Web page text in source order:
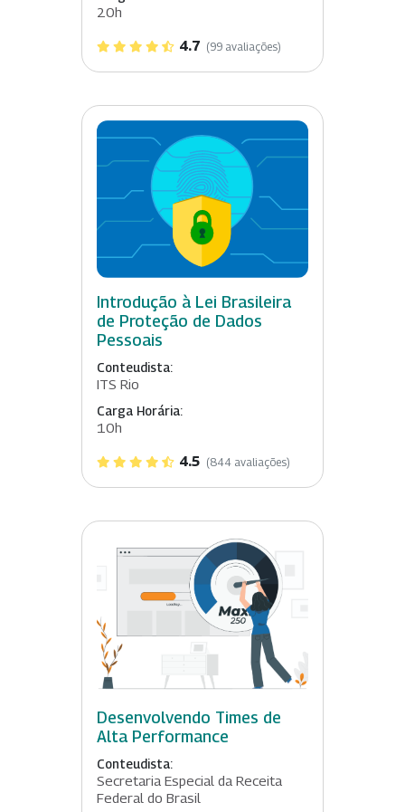
20h
4.7 (99 avaliações)
Introdução à Lei Brasileira
de Proteção de Dados
Pessoais
Conteudista:
ITS Rio
Carga Horária:
10h
4.5 (844 avaliações)
Desenvolvendo Times de
Alta Performance
Conteudista:
Secretaria Especial da Receita
Federal do Brasil